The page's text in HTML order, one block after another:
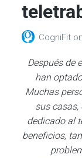
CogniFit on
Después de
han
Muchas
sus
dedicado al
beneficios,